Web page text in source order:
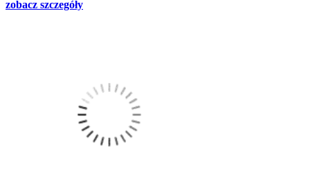
zobacz szczegóły